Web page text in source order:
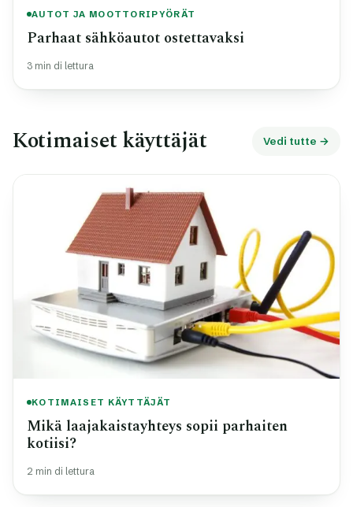
AUTOT JA MOOTTORIPYÖRÄT
Parhaat sähköautot ostettavaksi
3 min di lettura
Kotimaiset käyttäjät Vedi tutte →
KOTIMAISET KÄYTTÄJÄT
Mikä laajakaistayhteys sopii parhaiten
kotiisi?
2 min di lettura